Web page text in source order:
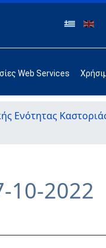
Web Services
Ενότητας
10-2022